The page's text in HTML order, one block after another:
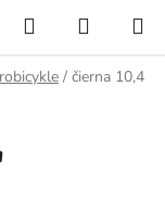
Hľadať
KOŠÍK
/ čierna 10,4